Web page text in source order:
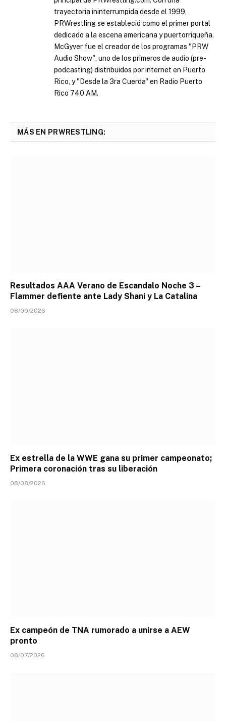
trayectoria ininterrumpida desde el 1999,
PRWrestling se estableció como el primer portal
dedicado a la escena americana y puertorriqueña.
McGyver fue el creador de los programas "PRW
Audio Show", uno de los primeros de audio (pre-
podcasting) distribuidos por internet en Puerto
Rico, y "Desde la 3ra Cuerda" en Radio Puerto
Rico 740 AM.
MÁS EN PRWRESTLING:
Resultados AAA Verano de Escandalo Noche 3 –
Flammer defiente ante Lady Shani y La Catalina
08/09/2026
Ex estrella de la WWE gana su primer campeonato;
Primera coronación tras su liberación
08/08/2026
Ex campeón de TNA rumorado a unirse a AEW
pronto
08/07/2026